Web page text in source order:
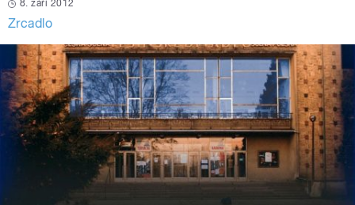
8. září 2012
Zrcadlo